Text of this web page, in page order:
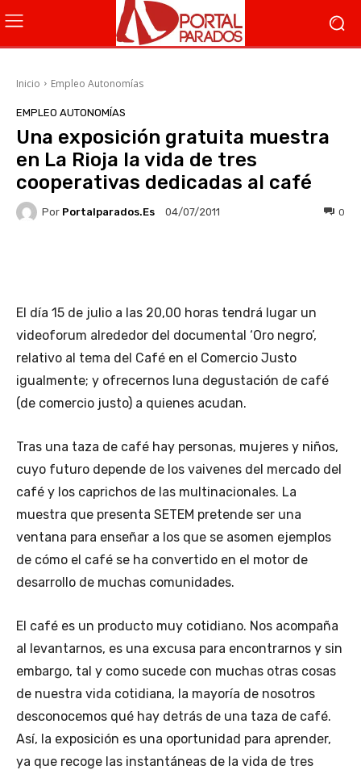
Inicio Empleo Autonomías
EMPLEO AUTONOMÍAS
Una exposición gratuita muestra
en La Rioja la vida de tres
cooperativas dedicadas al café
Por Portalparados.es 04/07/2011 0
El día 15 de julio a las 20,00 horas tendrá lugar un
videoforum alrededor del documental ‘Oro negro’,
relativo al tema del Café en el Comercio Justo
igualmente; y ofrecernos luna degustación de café
(de comercio justo) a quienes acudan.
Tras una taza de café hay personas, mujeres y niños,
cuyo futuro depende de los vaivenes del mercado del
café y los caprichos de las multinacionales. La
muestra que presenta SETEM pretende ser una
ventana para enseñar a los que se asomen ejemplos
de cómo el café se ha convertido en el motor de
desarrollo de muchas comunidades.
El café es un producto muy cotidiano. Nos acompaña
al levantarnos, es una excusa para encontrarnos y sin
embargo, tal y como sucede con muchas otras cosas
de nuestra vida cotidiana, la mayoría de nosotros
desconocemos qué hay detrás de una taza de café.
Así, la exposición es una oportunidad para aprender,
ya que recoge las instantáneas de la vida de tres